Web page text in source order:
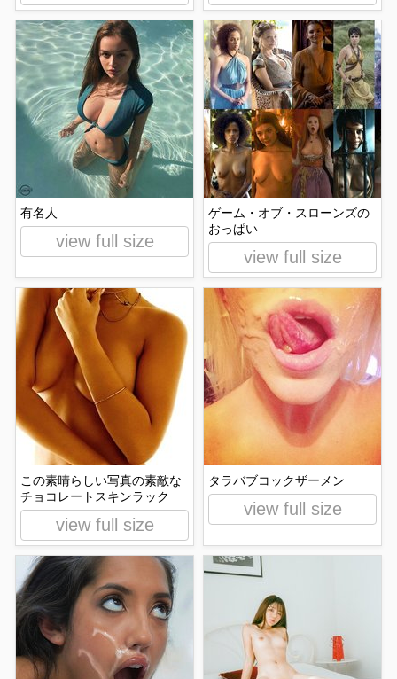
有名人
view full size
ゲーム・オブ・スローンズの
おっぱい
view full size
この素晴らしい写真の素敵な
チョコレートスキンラック
view full size
タラバブコックザーメン
view full size